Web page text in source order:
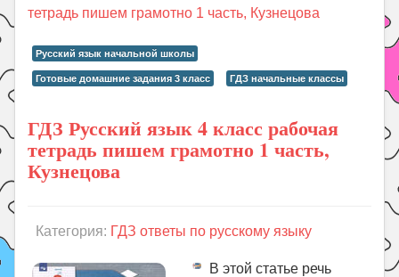
тетрадь пишем грамотно 1 часть, Кузнецова
Русский язык начальной школы
Готовые домашние задания 3 класс ГДЗ начальные классы
ГДЗ Русский язык 4 класс рабочая
тетрадь пишем грамотно 1 часть,
Кузнецова
Категория: ГДЗ ответы по русскому языку
В этой статье речь